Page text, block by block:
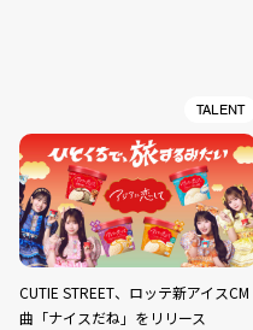
TALENT
CUTIE STREET、ロッテ新アイスCM
曲「ナイスだね」をリリース